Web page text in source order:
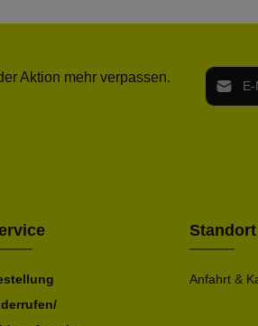
Aktion mehr verpassen. E-Mail-
Standort
Anfahrt &